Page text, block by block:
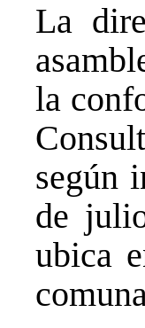
La
la
según
de
ubica